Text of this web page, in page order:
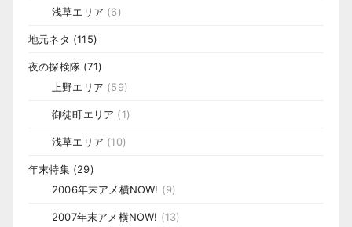
浅草エリア (6)
地元ネタ (115)
夜の探検隊 (71)
上野エリア (59)
御徒町エリア (1)
浅草エリア (10)
年末特集(29)
2006年末アメ横NOW! (9)
2007年末アメ横NOW! (13)